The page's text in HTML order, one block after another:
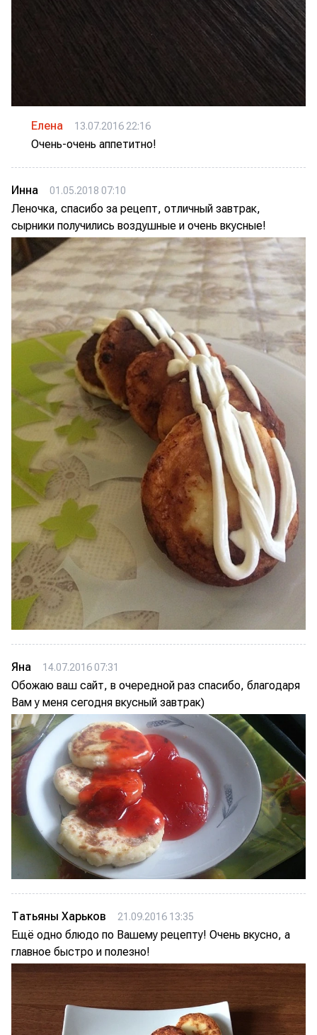
Елена 13.07.2016 22:16
Очень-очень аппетитно!
Инна 01.05.2018 07:10
Леночка, спасибо за рецепт, отличный завтрак,
сырники получились воздушные и очень вкусные!
Яна 14.07.2016 07:31
Обожаю ваш сайт, в очередной раз спасибо, благодаря
Вам у меня сегодня вкусный завтрак)
Татьяны Харьков 21.09.2016 13:35
Ещё одно блюдо по Вашему рецепту! Очень вкусно, а
главное быстро и полезно!